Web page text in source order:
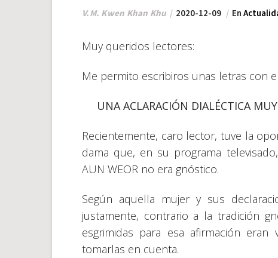
V.M. Kwen Khan Khu 2020-12-09 En
Muy queridos lectores:
Me permito escribiros unas letras con
UNA ACLARACIÓN DIALÉCTICA
Recientemente, caro lector, tuve la
dama que, en su programa
AUN WEOR no era gnóstico.
Según aquella mujer y sus
justamente, contrario a la tradición
esgrimidas para esa afirmación eran
tomarlas en cuenta.